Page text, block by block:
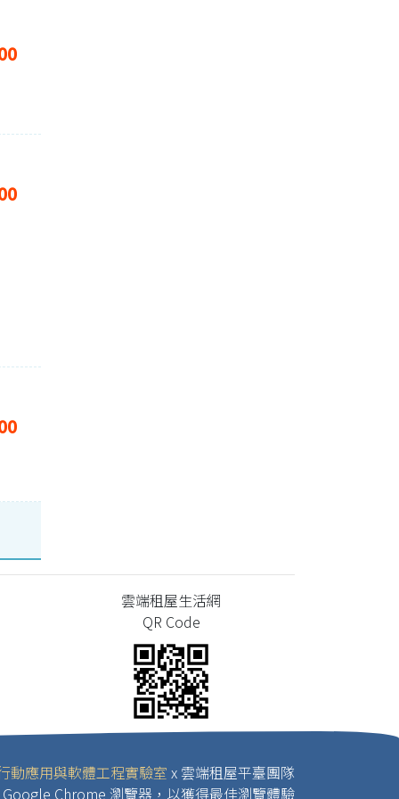
雲端租屋生活網
QR Code
動應用與軟體工程實驗室 x 雲端租屋平臺團隊
Chrome 瀏覽器，以獲得最佳瀏覽體驗